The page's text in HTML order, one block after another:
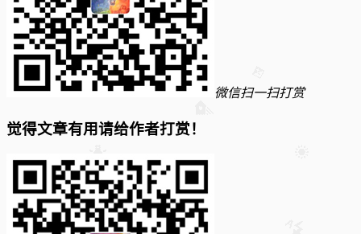
微信扫一扫打赏
觉得文章有用请给作者打赏！